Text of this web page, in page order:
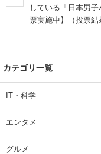
している「日本男
票実施中】（投票
カテゴリ一覧
IT・科学
エンタメ
グルメ